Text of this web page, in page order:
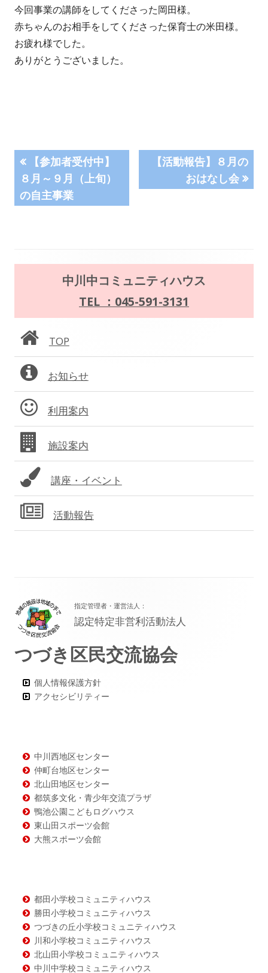
今回事業の講師をしてくださった岡田様。
赤ちゃんのお相手をしてくださった保育士の米田様。
お疲れ様でした。
ありがとうございました。
投
稿
ゲ
シ
ョ
ン
前
の
記
【参加者受付中】
８月～９月（上旬）
の自主事業
次
【活動報告】８月の
おはなし会
ン
サ
イ
ド
バ
ー
中川中コミュニティハウス
TEL ：045-591-3131
TOP
お知らせ
利用案内
施設案内
講座・イベント
活動報告
ッ
タ
ー・
ン
ツ
指定管理者・運営法人：
認定特定非営利活動法人
つづき区民交流協会
個人情報保護方針
アクセシビリティー
中川西地区センター
仲町台地区センター
北山田地区センター
都筑多文化・青少年交流プラザ
鴨池公園こどもログハウス
東山田スポーツ会館
大熊スポーツ会館
都田小学校コミュニティハウス
勝田小学校コミュニティハウス
つづきの丘小学校コミュニティハウス
川和小学校コミュニティハウス
北山田小学校コミュニティハウス
中川中学校コミュニティハウス